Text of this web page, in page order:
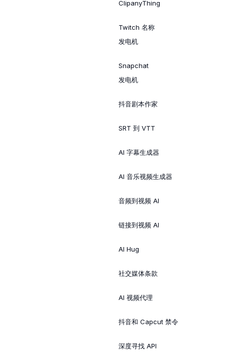
ClipanyThing
Twitch 名称
发电机
Snapchat
发电机
抖音剧本作家
SRT 到 VTT
AI 字幕生成器
AI 音乐视频生成器
音频到视频 AI
链接到视频 AI
AI Hug
社交媒体条款
AI 视频代理
抖音和 Capcut 禁令
深度寻找 API